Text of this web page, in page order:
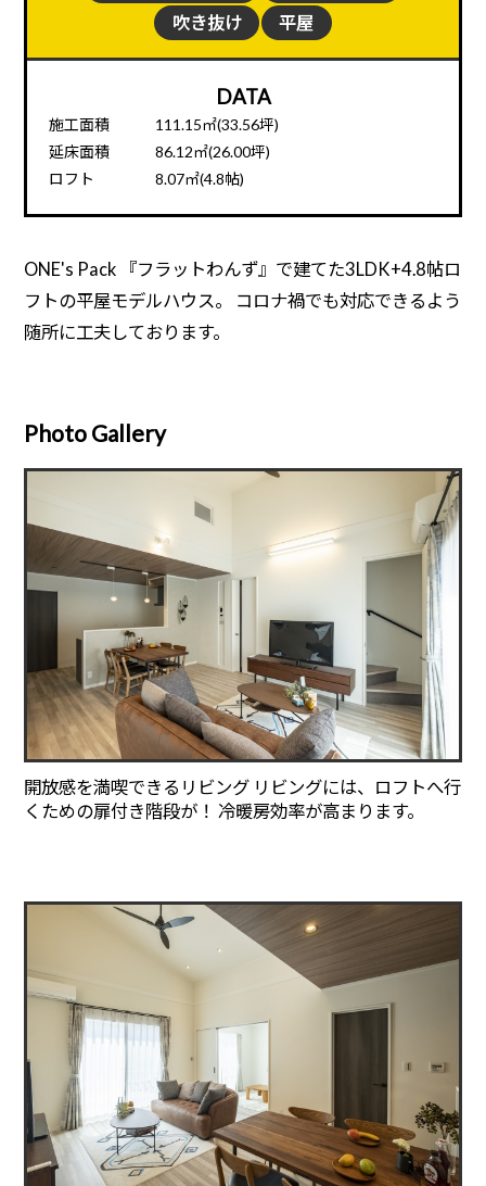
吹き抜け
平屋
DATA
施工面積
111.15㎡(33.56坪)
延床面積
86.12㎡(26.00坪)
ロフト
8.07㎡(4.8帖)
ONE's Pack 『フラットわんず』で建てた3LDK+4.8帖ロ
フトの平屋モデルハウス。 コロナ禍でも対応できるよう
随所に工夫しております。
Photo Gallery
開放感を満喫できるリビング リビングには、ロフトへ行
くための扉付き階段が！ 冷暖房効率が高まります。